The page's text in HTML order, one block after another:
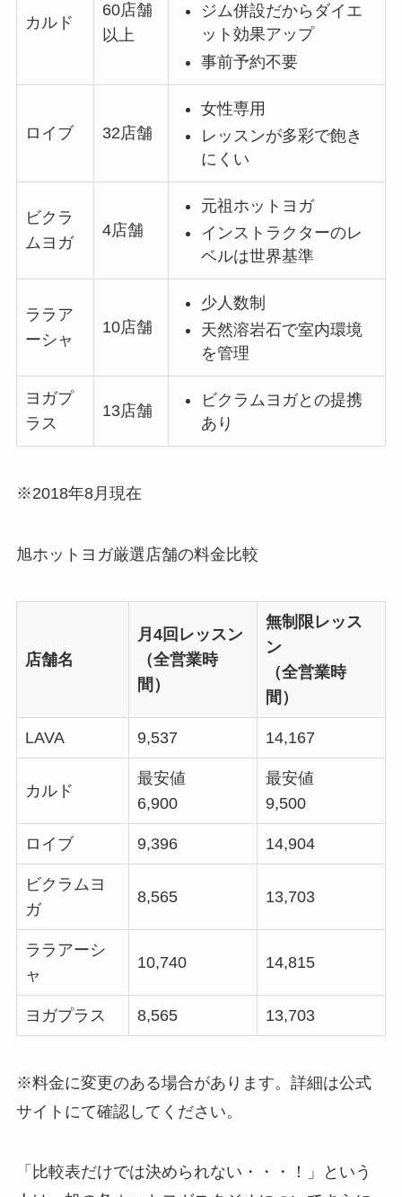
カルド
60店舗
以上
ジム併設だからダイエ
ット効果アップ
事前予約不要
ロイブ 32店舗
女性専用
レッスンが多彩で飽き
にくい
ビクラ
ムヨガ
4店舗
元祖ホットヨガ
インストラクターのレ
ベルは世界基準
ララア
ーシャ
10店舗
少人数制
天然溶岩石で室内環境
を管理
ヨガプ
ラス
13店舗
ビクラムヨガとの提携
あり
※2018年8月現在
旭ホットヨガ厳選店舗の料金比較
店舗名
月4回レッスン
（全営業時
間）
無制限レッス
ン
（全営業時
間）
LAVA 9,537 14,167
カルド
最安値
6,900
最安値
9,500
ロイブ 9,396 14,904
ビクラムヨ
ガ
8,565 13,703
ララアーシ
ャ
10,740 14,815
ヨガプラス 8,565 13,703
※料金に変更のある場合があります。詳細は公式
サイトにて確認してください。
「比較表だけでは決められない・・・！」という